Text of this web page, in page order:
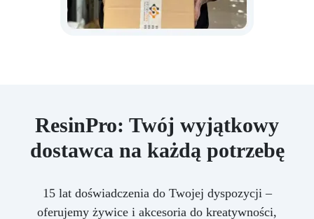
ResinPro: Twój wyjątkowy
dostawca na każdą potrzebę
15 lat doświadczenia do Twojej dyspozycji –
oferujemy żywice i akcesoria do kreatywności,